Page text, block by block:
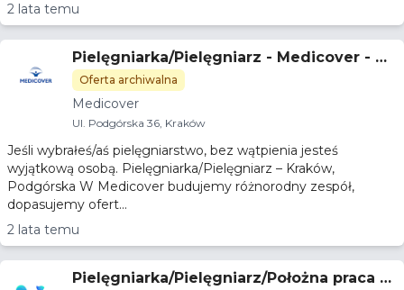
2 lata temu
Pielęgniarka/Pielęgniarz - Medicover - Kr
aków, Podgórska
Oferta archiwalna
Medicover
Ul. Podgórska 36, Kraków
Jeśli wybrałeś/aś pielęgniarstwo, bez wątpienia jesteś
wyjątkową osobą. Pielęgniarka/Pielęgniarz – Kraków,
Podgórska W Medicover budujemy różnorodny zespół,
dopasujemy ofert...
2 lata temu
Pielęgniarka/Pielęgniarz/Położna praca w